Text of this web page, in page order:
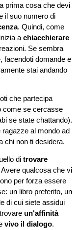
prima cosa che devi
il suo numero di
. Quindi, come
a chiacchierare
Se sembra
facendoti domande e
stai andando
che partecipa
come se cercasse
se state chattando).
al mondo ad
chi non ti desidera.
di trovare
qualcosa che vi
per forza essere
un libro preferito, un
di cui siete assidui
un'affinità
vivo il dialogo.